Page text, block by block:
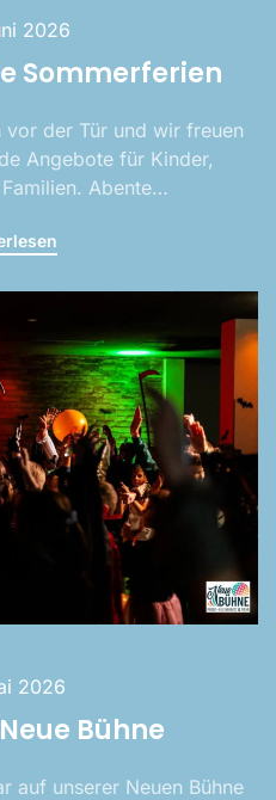
2026
Sommerferien
vor der Tür und wir freuen
Angebote für Kinder,
Abente…
2026
Bühne
auf unserer Neuen Bühne